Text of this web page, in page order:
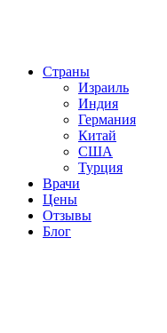
Страны
Израиль
Индия
Германия
Китай
США
Турция
Врачи
Цены
Отзывы
Блог